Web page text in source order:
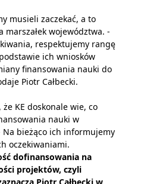
musieli zaczekać, a to
marszałek województwa. -
respektujemy rangę
ich wniosków
finansowania nauki do
Piotr Całbecki.
że KE doskonale wie, co
nauki w
Na bieżąco ich informujemy
oczekiwaniami.
dofinansowania na
projektów, czyli
Piotr Całbecki w